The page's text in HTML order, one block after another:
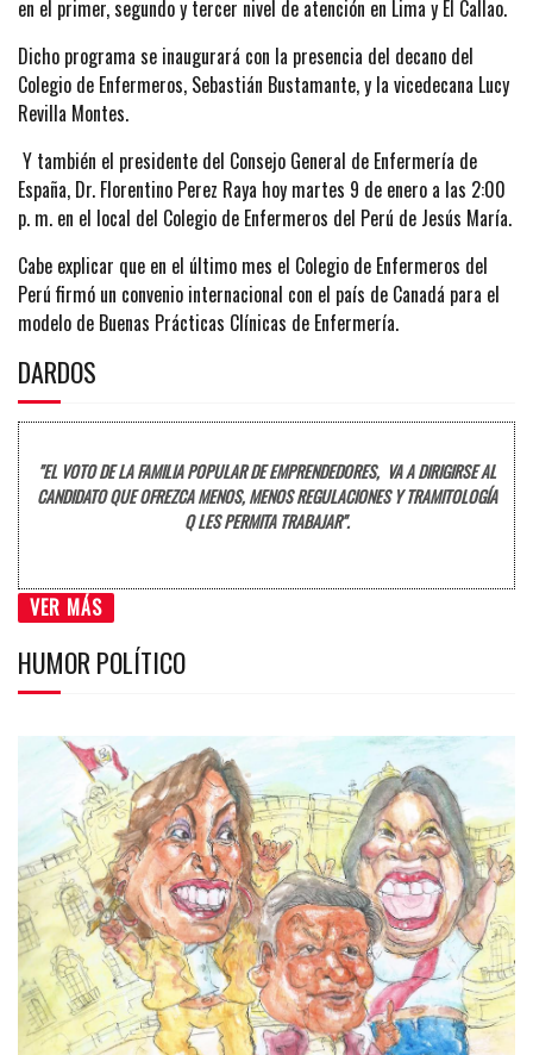
en el primer, segundo y tercer nivel de atención en Lima y El Callao.
Dicho programa se inaugurará con la presencia del decano del
Colegio de Enfermeros, Sebastián Bustamante, y la vicedecana Lucy
Revilla Montes.
Y también el presidente del Consejo General de Enfermería de
España, Dr. Florentino Perez Raya hoy martes 9 de enero a las 2:00
p. m. en el local del Colegio de Enfermeros del Perú de Jesús María.
Cabe explicar que en el último mes el Colegio de Enfermeros del
Perú firmó un convenio internacional con el país de Canadá para el
modelo de Buenas Prácticas Clínicas de Enfermería.
DARDOS
"EL VOTO DE LA FAMILIA POPULAR DE EMPRENDEDORES, VA A DIRIGIRSE AL
CANDIDATO QUE OFREZCA MENOS, MENOS REGULACIONES Y TRAMITOLOGÍA
Q LES PERMITA TRABAJAR".
VER MÁS
HUMOR POLÍTICO